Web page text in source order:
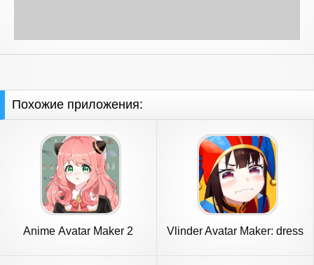
Похожие приложения:
Anime Avatar Maker 2
Vlinder Avatar Maker: dress